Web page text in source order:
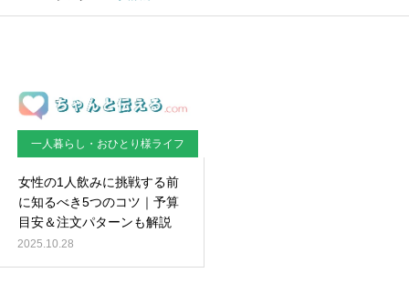
一人暮らし・おひとり様ライフ
女性の1人飲みに挑戦する前
に知るべき5つのコツ｜予算
目安＆注文パターンも解説
2025.10.28